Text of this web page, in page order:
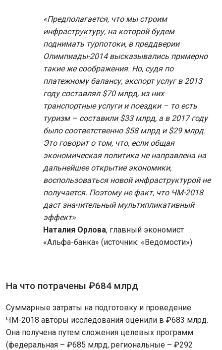
«Предполагается, что мы строим
инфраструктуру, на которой будем
поднимать турпотоки, в преддверии
Олимпиады-2014 высказывались примерно
такие же соображения. Но, судя по
платежному балансу, экспорт услуг в 2013
году составлял $70 млрд, из них
транспортные услуги и поездки – то есть
туризм – составили $33 млрд, а в 2017 году
было соответственно $58 млрд и $29 млрд.
Это говорит о том, что, если общая
экономическая политика не направлена на
дальнейшее открытие экономики,
воспользоваться новой инфраструктурой не
получается. Поэтому не факт, что ЧМ-2018
даст значительный мультипликативный
эффект»
Наталия Орлова, главный экономист
«Альфа-банка» (источник: «Ведомости»)
На что потрачены ₽684 млрд
Суммарные затраты на подготовку и проведение
ЧМ-2018 авторы исследования оценили в ₽683 млрд.
Она получена путем сложения целевых программ
(федеральная – ₽685 млрд, региональные – ₽292